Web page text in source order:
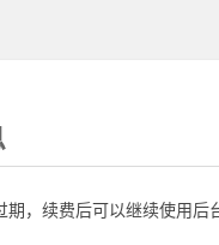
期，续费后可以继续使用后